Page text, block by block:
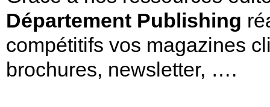
Département Publishing
compétitifs vos magazines
brochures, newsletter, ….